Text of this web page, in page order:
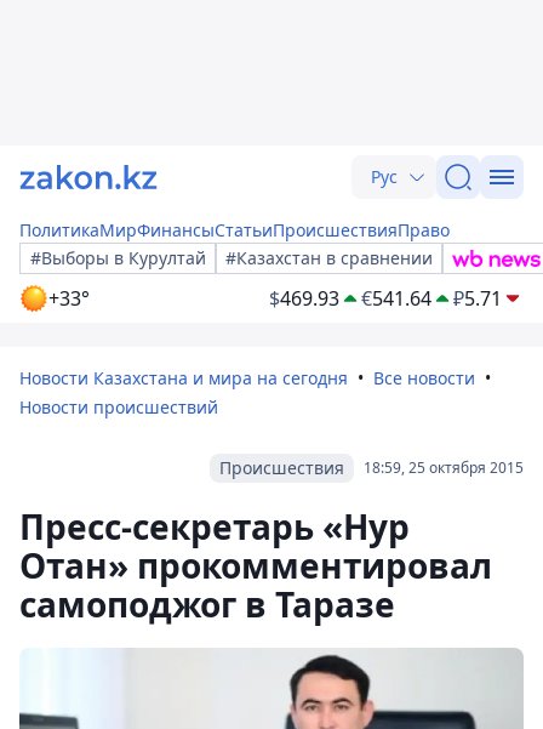
Рус
ПолитикаМирФинансыСтатьиПроисшествияПраво
#Выборы в Курултай
#Казахстан в сравнении
+33° $469.93 €541.64 ₽5.71
Новости Казахстана и мира на сегодня
Все новости
Новости происшествий
18:59, 25 октября 2015
Происшествия
Пресс-секретарь «Нур
Отан» прокомментировал
самоподжог в Таразе